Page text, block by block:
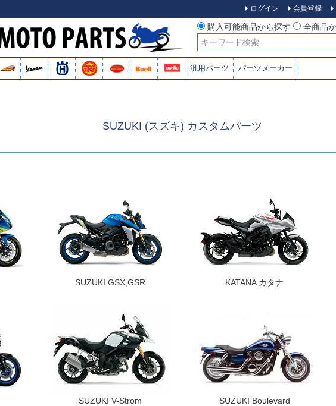
ログイン 会員登録
購入可能商品から探す
全商品
検索
汎用パーツ パーツメーカー
SUZUKI (スズキ) カスタムパーツ
SUZUKI GSX,GSR KATANA カタナ
SUZUKI V-Strom SUZUKI Boulevard